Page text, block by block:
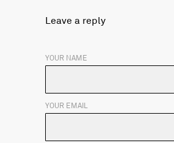
Leave a reply
YOUR NAME
YOUR EMAIL